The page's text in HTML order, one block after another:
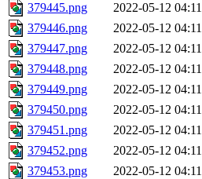
379445.png
2022-05-12 04:11
379446.png
2022-05-12 04:11
379447.png
2022-05-12 04:11
379448.png
2022-05-12 04:11
379449.png
2022-05-12 04:11
379450.png
2022-05-12 04:11
379451.png
2022-05-12 04:11
379452.png
2022-05-12 04:11
379453.png
2022-05-12 04:11